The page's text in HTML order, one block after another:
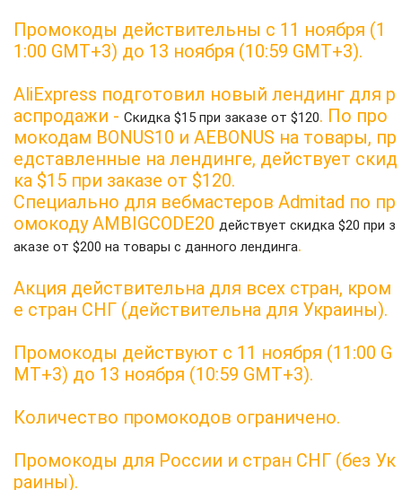
Промокоды действительны с 11 ноября (1
1:00 GMT+3) до 13 ноября (10:59 GMT+3).
AliExpress подготовил новый лендинг для р
аспродажи - Скидка $15 при заказе от $120. По про
мокодам BONUS10 и AEBONUS на товары, пр
едставленные на лендинге, действует скид
ка $15 при заказе от $120.
Специально для вебмастеров Admitad по пр
омокоду AMBIGCODE20 действует скидка $20 при з
аказе от $200 на товары с данного лендинга.
Акция действительна для всех стран, кром
е стран СНГ (действительна для Украины).
Промокоды действуют с 11 ноября (11:00 G
MT+3) до 13 ноября (10:59 GMT+3).
Количество промокодов ограничено.
Промокоды для России и стран СНГ (без Ук
раины).